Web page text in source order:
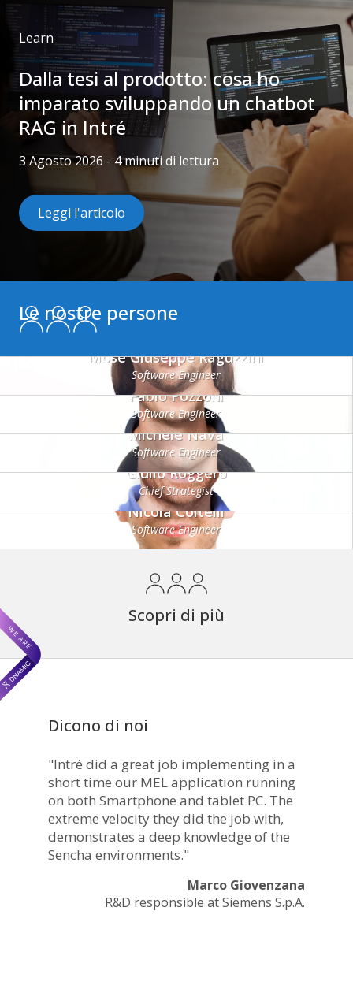
Categorie articolo:
Learn
Dalla tesi al prodotto: cosa ho
imparato sviluppando un chatbot
RAG in Intré
3 Agosto 2026 - 4 minuti di lettura
Leggi l'articolo
Le nostre persone
Mosé Giuseppe Raguzzini
Software Engineer
Fabio Pozzoni
Software Engineer
Michele Nava
Software Engineer
Giulio Roggero
Chief Strategist
Nicola Coltelli
Software Engineer
Scopri di più
Dicono di noi
"Intré did a great job implementing in a
short time our MEL application running
on both Smartphone and tablet PC. The
extreme velocity they did the job with,
demonstrates a deep knowledge of the
Sencha environments."
Marco Giovenzana
R&D responsible at Siemens S.p.A.